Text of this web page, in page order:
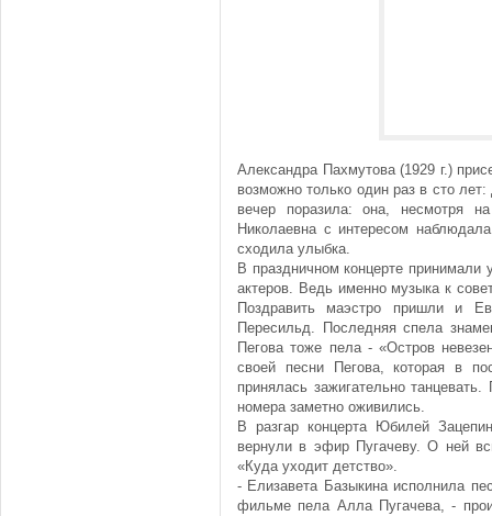
Александра Пахмутова (1929 г.)
возможно только один раз в сто
вечер поразила: она, несмотря
Николаевна с интересом
сходила улыбка.
В праздничном концерте
актеров. Ведь именно музыка к
Поздравить маэстро пришли и
Пересильд. Последняя спела
Пегова тоже пела - «Остров
своей песни Пегова, которая в
принялась зажигательно
номера заметно оживились.
В разгар концерта Юбилей
вернули в эфир Пугачеву. О ней
«Куда уходит детство».
- Елизавета Базыкина исполнила
фильме пела Алла Пугачева, -